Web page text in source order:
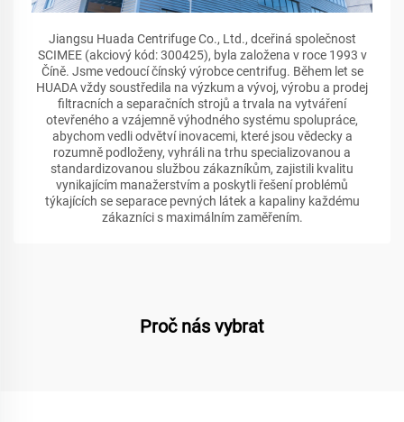
Jiangsu Huada Centrifuge Co., Ltd., dceřiná společnost
SCIMEE (akciový kód: 300425), byla založena v roce 1993 v
Číně. Jsme vedoucí čínský výrobce centrifug. Během let se
HUADA vždy soustředila na výzkum a vývoj, výrobu a prodej
filtracních a separačních strojů a trvala na vytváření
otevřeného a vzájemně výhodného systému spolupráce,
abychom vedli odvětví inovacemi, které jsou vědecky a
rozumně podloženy, vyhráli na trhu specializovanou a
standardizovanou službou zákazníkům, zajistili kvalitu
vynikajícím manažerstvím a poskytli řešení problémů
týkajících se separace pevných látek a kapaliny každému
zákazníci s maximálním zaměřením.
Proč nás vybrat